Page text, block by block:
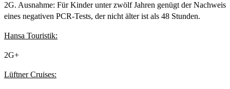
2G. Ausnahme: Für Kinder unter zwölf Jahren genügt der Nachweis
eines negativen PCR-Tests, der nicht älter ist als 48 Stunden.
Hansa Touristik:
2G+
Lüftner Cruises: